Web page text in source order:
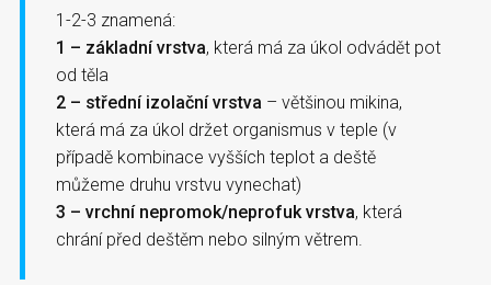
1-2-3 znamená:
1 – základní vrstva, která má za úkol odvádět pot
od těla
2 – střední izolační vrstva – většinou mikina,
která má za úkol držet organismus v teple (v
případě kombinace vyšších teplot a deště
můžeme druhu vrstvu vynechat)
3 – vrchní nepromok/neprofuk vrstva, která
chrání před deštěm nebo silným větrem.